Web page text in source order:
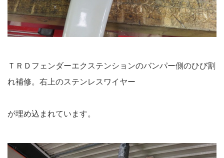
ＴＲＤフェンダーエクステンションのバンパー側のひび割
れ補修。右上のステンレスワイヤー
が埋め込まれています。